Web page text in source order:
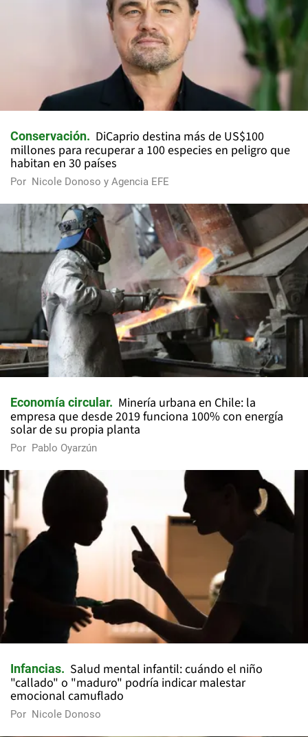
Conservación
DiCaprio destina más de US$100
millones para recuperar a 100 especies en peligro que
habitan en 30 países
Por Nicole Donoso y Agencia EFE
Economía circular
Minería urbana en Chile: la
empresa que desde 2019 funciona 100% con energía
solar de su propia planta
Por Pablo Oyarzún
Infancias
Salud mental infantil: cuándo el niño
"callado" o "maduro" podría indicar malestar
emocional camuflado
Por Nicole Donoso